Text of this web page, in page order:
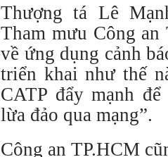
Thượng tá Lê
Tham mưu Công
về ứng dụng cảnh
triển khai như thế
CATP đẩy mạnh
lừa đảo qua mạng”.
Công an TP.HCM